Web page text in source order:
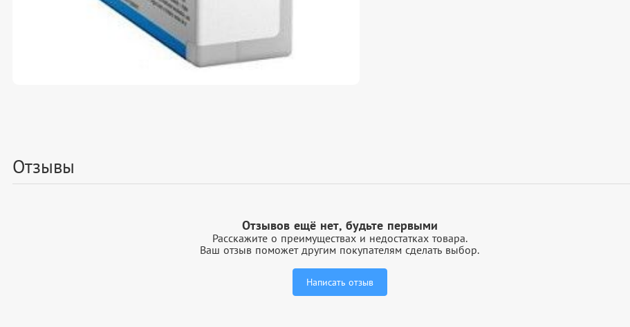
Отзывы
Отзывов ещё нет, будьте первыми
Расскажите о преимуществах и недостатках товара.
Ваш отзыв поможет другим покупателям сделать выбор.
Написать отзыв